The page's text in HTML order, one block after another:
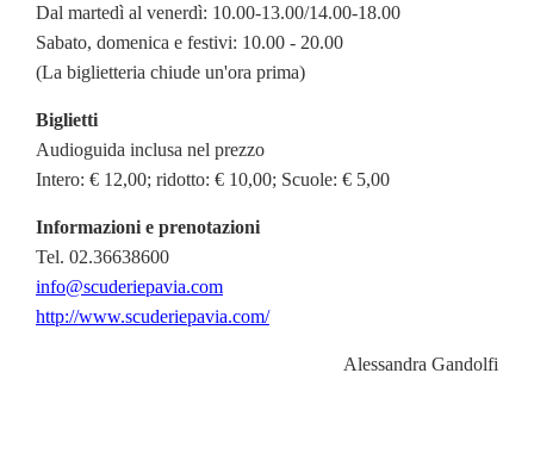
Dal martedì al venerdì: 10.00-13.00/14.00-18.00
Sabato, domenica e festivi: 10.00 - 20.00
(La biglietteria chiude un'ora prima)
Biglietti
Audioguida inclusa nel prezzo
Intero: € 12,00; ridotto: € 10,00; Scuole: € 5,00
Informazioni e prenotazioni
Tel. 02.36638600
info@scuderiepavia.com
http://www.scuderiepavia.com/
Alessandra Gandolfi